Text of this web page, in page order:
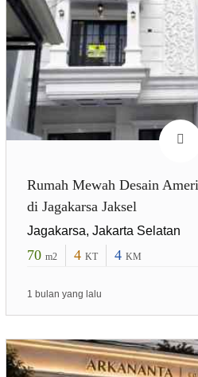
Rumah Mewah Desain
di Jagakarsa Jaksel
Jagakarsa, Jakarta Selatan
70 m2 4 KT 4 KM
1 bulan yang lalu